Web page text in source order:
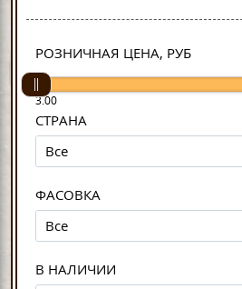
РОЗНИЧНАЯ ЦЕНА, РУБ
3.00
СТРАНА
Все
ФАСОВКА
Все
В НАЛИЧИИ